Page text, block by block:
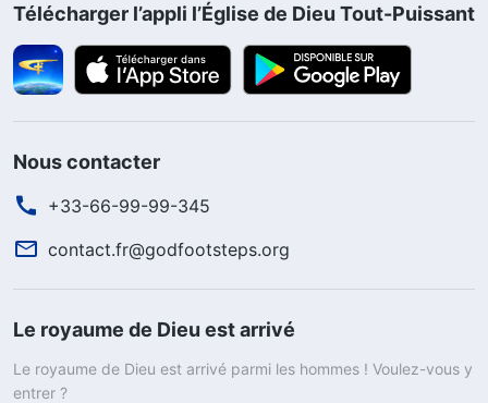
Télécharger l’appli l’Église de Dieu Tout-Puissant
Nous contacter
+33-66-99-99-345
contact.fr@godfootsteps.org
Le royaume de Dieu est arrivé
Le royaume de Dieu est arrivé parmi les hommes ! Voulez-vous y
entrer ?